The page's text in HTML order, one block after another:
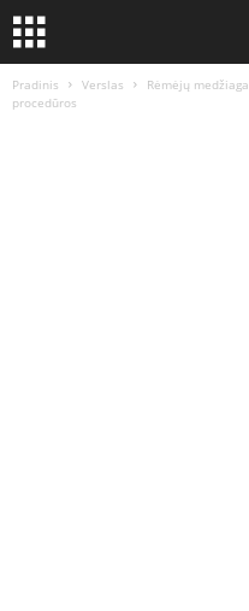
Pradinis Verslas Rėmėjų medžiaga
procedūros